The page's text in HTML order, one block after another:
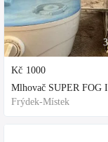
Kč 1000
Mlhovač SUPER FOG
Frýdek-Místek